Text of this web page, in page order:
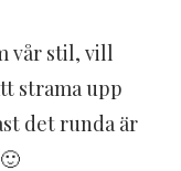
vår stil, vill
strama upp
det runda är